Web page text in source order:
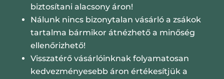
biztosítani alacsony áron!
Nálunk nincs bizonytalan vásárló a zsákok
tartalma bármikor átnézhető a minőség
ellenőrizhető!
Visszatérő vásárlóinknak folyamatosan
kedvezményesebb áron értékesítjük a